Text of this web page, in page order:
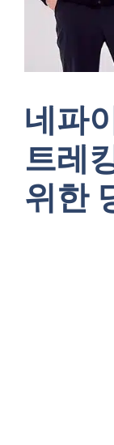
네파
트레
위한